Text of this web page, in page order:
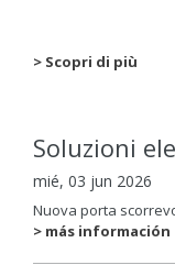
> Scopri di più
Soluzioni
mié, 03 jun 2026
Nuova porta
> más información